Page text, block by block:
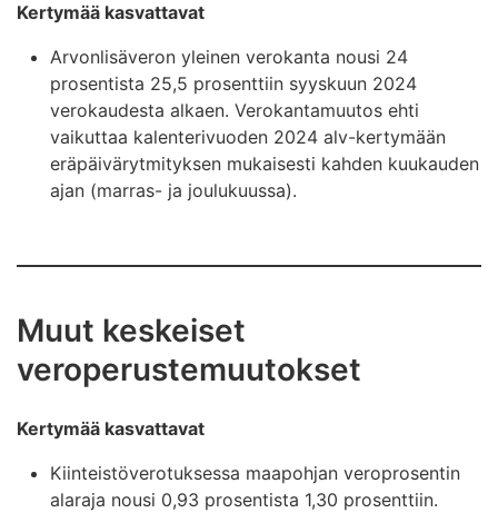
Kertymää kasvattavat
Arvonlisäveron yleinen verokanta nousi 24
prosentista 25,5 prosenttiin syyskuun 2024
verokaudesta alkaen. Verokantamuutos ehti
vaikuttaa kalenterivuoden 2024 alv-kertymään
eräpäivärytmityksen mukaisesti kahden kuukauden
ajan (marras- ja joulukuussa).
Muut keskeiset
veroperustemuutokset
Kertymää kasvattavat
Kiinteistöverotuksessa maapohjan veroprosentin
alaraja nousi 0,93 prosentista 1,30 prosenttiin.